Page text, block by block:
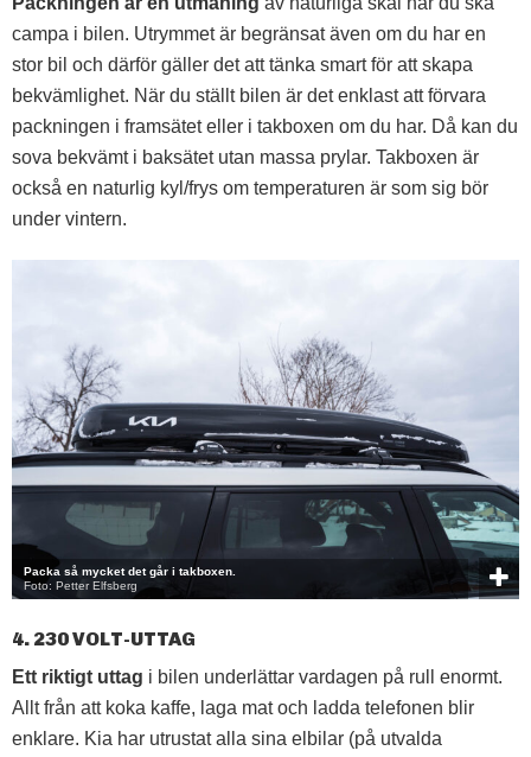
campa i bilen. Utrymmet är begränsat även om du har en
stor bil och därför gäller det att tänka smart för att skapa
bekvämlighet. När du ställt bilen är det enklast att förvara
packningen i framsätet eller i takboxen om du har. Då kan du
sova bekvämt i baksätet utan massa prylar. Takboxen är
också en naturlig kyl/frys om temperaturen är som sig bör
under vintern.
Packa så mycket det går i takboxen.
Foto: Petter Elfsberg
4. 230 VOLT-UTTAG
Ett riktigt uttag i bilen underlättar vardagen på rull enormt.
Allt från att koka kaffe, laga mat och ladda telefonen blir
enklare. Kia har utrustat alla sina elbilar (på utvalda